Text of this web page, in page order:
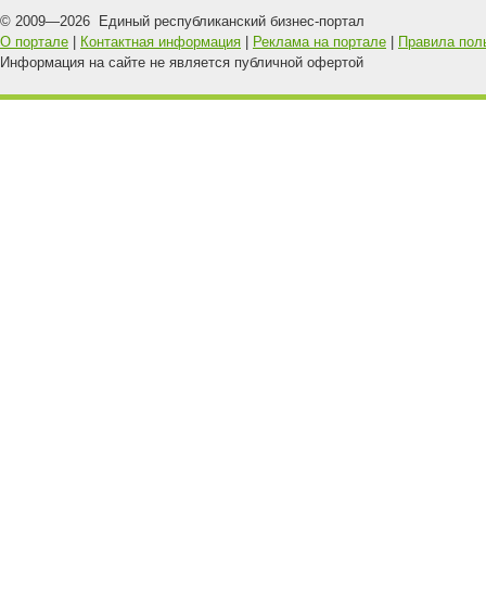
© 2009—2026 Единый республиканский бизнес-портал
О портале
Контактная информация Реклама на портале
Правила
Информация на сайте не является публичной офертой